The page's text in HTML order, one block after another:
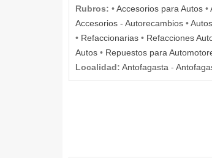
Rubros: •Accesorios para Autos •
Accesorios - Autorecambios •Autos
• Refaccionarias • Refacciones
Autos • Repuestos para
Localidad: Antofagasta -